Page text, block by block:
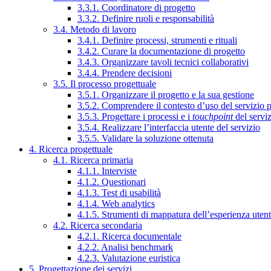
3.3.1. Coordinatore di progetto
3.3.2. Definire ruoli e responsabilità
3.4. Metodo di lavoro
3.4.1. Definire processi, strumenti e rituali
3.4.2. Curare la documentazione di progetto
3.4.3. Organizzare tavoli tecnici collaborativi
3.4.4. Prendere decisioni
3.5. Il processo progettuale
3.5.1. Organizzare il progetto e la sua gestione
3.5.2. Comprendere il contesto d’uso del servizio
3.5.3. Progettare i processi e i touchpointdel
3.5.4. Realizzare l’interfaccia utente del servizio
3.5.5. Validare la soluzione ottenuta
4. Ricerca progettuale
4.1. Ricerca primaria
4.1.1. Interviste
4.1.2. Questionari
4.1.3. Test di usabilità
4.1.4. Web analytics
4.1.5. Strumenti di mappatura dell’esperienza
4.2. Ricerca secondaria
4.2.1. Ricerca documentale
4.2.2. Analisi benchmark
4.2.3. Valutazione euristica
5. Progettazione dei servizi